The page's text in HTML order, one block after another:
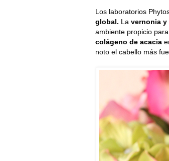
Los laboratorios
global. La vernonia y
ambiente propicio
colágeno de acacia
noto el cabello más